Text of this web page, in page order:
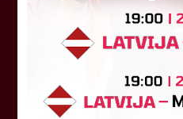
Ceturtdienas vakarā
Konferences līgas
aizvadīja divi Latvijas